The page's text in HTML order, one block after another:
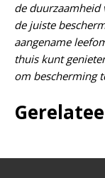
de duurzaamheid
de juiste
aangename
thuis kunt
om bescherming